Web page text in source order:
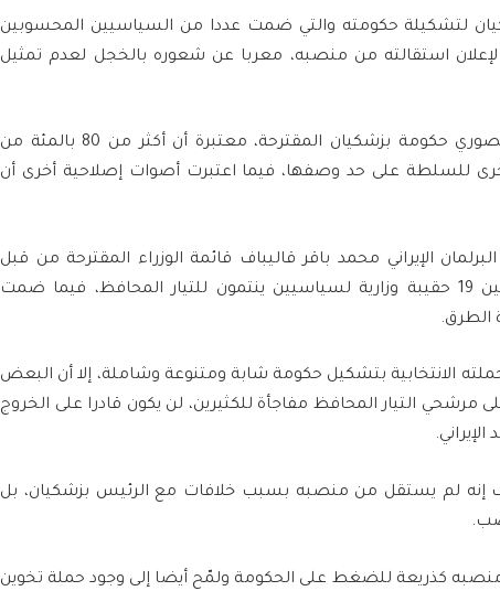
لتشكيلة حكومته والتي ضمت عددا من السياسيين المحسوبين
استقالته من منصبه، معربا عن شعوره بالخجل لعدم تمثيل
كما انتقدت رئيسة جبهة الاصلاح آذر منصوري حكومة بزشكيان المقترحة، معتبرة أن أكثر من 80 بالمئة من
للسلطة على حد وصفها، فيما اعتبرت أصوات إصلاحية أخرى أن
الإيراني محمد باقر قاليباف قائمة الوزراء المقترحة من قبل
بزشيكان، ومن بينهم نحو 8 وزراء من بين 19 حقيبة وزارية لسياسيين ينتمون للتيار المحافظ، فيما ضمت
الطرق.
الانتخابية بتشكيل حكومة شابة ومتنوعة وشاملة، إلا أن البعض
مرشحي التيار المحافظ مفاجأة للكثيرين، لن يكون قادرا على الخروج
لم يستقل من منصبه بسبب خلافات مع الرئيس بزشكيان، بل
كذريعة للضغط على الحكومة ولمّح أيضا إلى وجود حملة تخوين